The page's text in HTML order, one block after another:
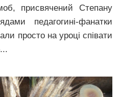
присвячений Степану
педагогині-фанатки
просто на уроці співати